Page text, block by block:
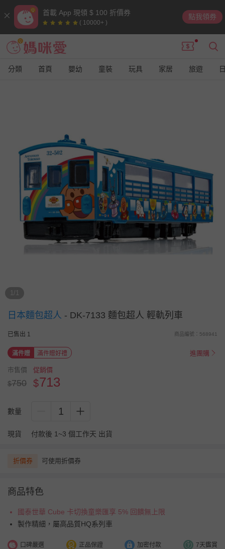
首載 App 現領 $ 100 折價券
( 10000+ )
點我領券
分類 首頁 嬰幼 童裝 玩具 家居 旅遊
1/1
日本麵包超人 - DK-7133 麵包超人 輕軌列車
已售出 1 商品編號：568941
滿件贈 滿件贈好禮 進團購
市售價
$750
促銷價
$713
數量 1
現貨 付款後 1~3 個工作天 出貨
折價券 可使用折價券
商品特色
國泰世華 Cube 卡切換童樂匯享 5% 回饋無上限
製作精細，屬高品質HQ系列車
口碑嚴選 正品保證 加密付款 7天鑑賞